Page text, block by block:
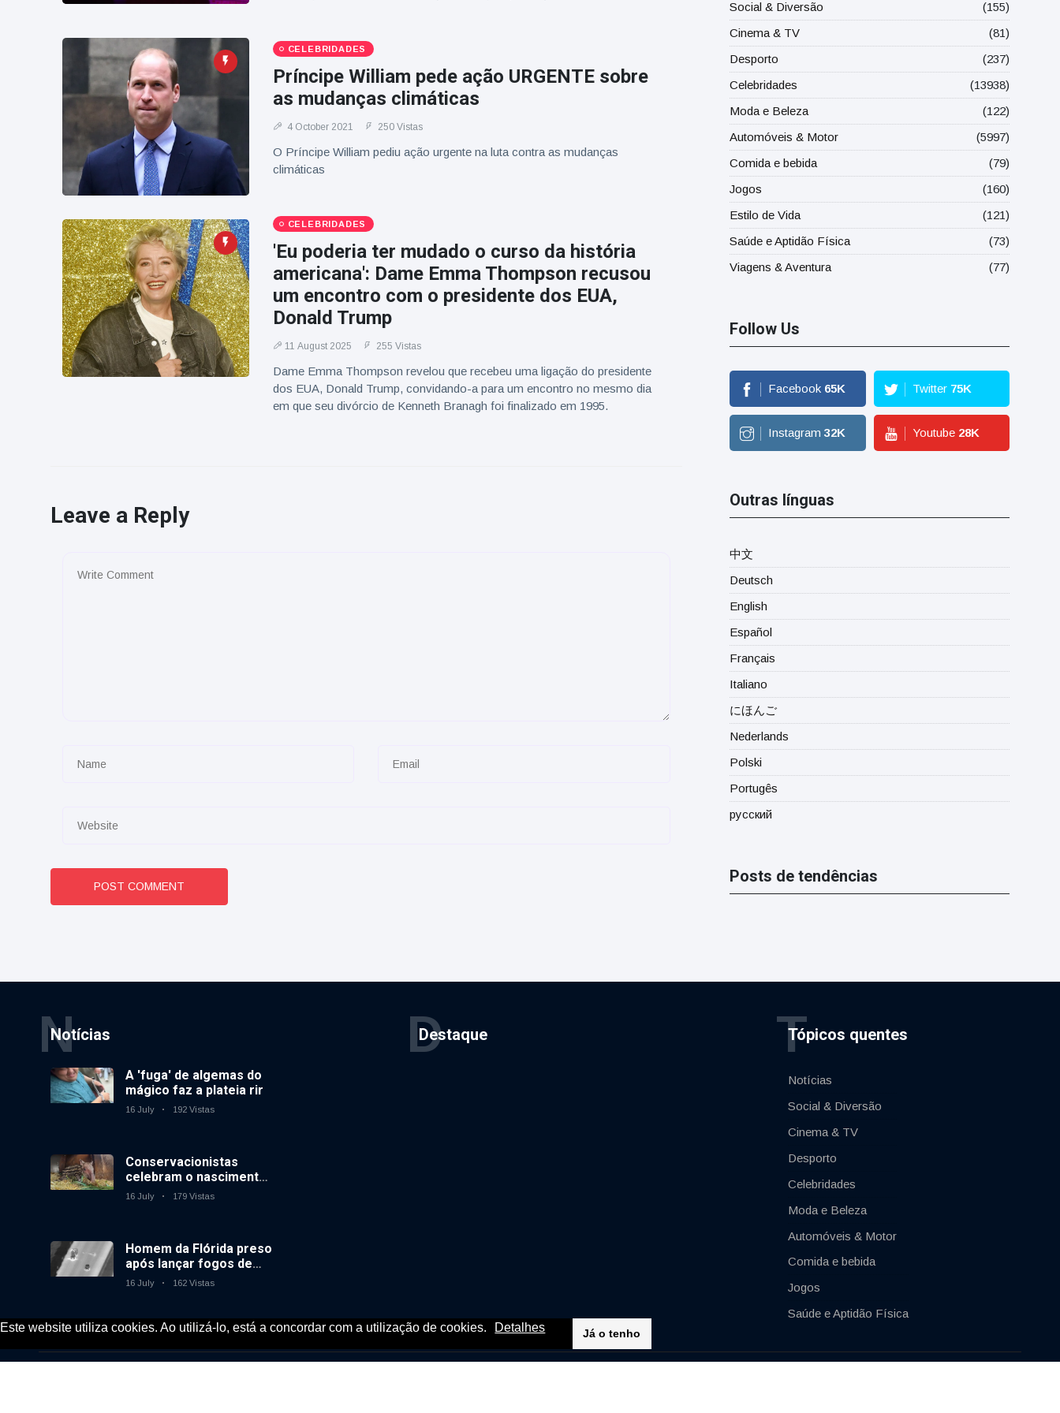
Este website utiliza cookies. Ao utilizá-lo, está a concordar com a utilização de cookies. Detalhes Já o tenho
CELEBRIDADES
Príncipe William pede ação URGENTE sobre
as mudanças climáticas
4 October 2021 250 Vistas
O Príncipe William pediu ação urgente na luta contra as mudanças
climáticas
CELEBRIDADES
'Eu poderia ter mudado o curso da história
americana': Dame Emma Thompson recusou
um encontro com o presidente dos EUA,
Donald Trump
11 August 2025 255 Vistas
Dame Emma Thompson revelou que recebeu uma ligação do presidente
dos EUA, Donald Trump, convidando-a para um encontro no mesmo dia
em que seu divórcio de Kenneth Branagh foi finalizado em 1995.
Leave a Reply
POST COMMENT
Social & Diversão
(155)
Cinema & TV
(81)
Desporto
(237)
Celebridades
(13938)
Moda e Beleza
(122)
Automóveis & Motor
(5997)
Comida e bebida
(79)
Jogos
(160)
Estilo de Vida
(121)
Saúde e Aptidão Física
(73)
Viagens & Aventura
(77)
Follow Us
Facebook 65K Twitter 75K
Instagram 32K Youtube 28K
Outras línguas
中文
Deutsch
English
Español
Français
Italiano
にほんご
Nederlands
Polski
Portugês
русский
Posts de tendências
Notícias
N
A 'fuga' de algemas do
mágico faz a plateia rir
16 July 192 Vistas
Conservacionistas
celebram o nascimento
do primeiro tapir de
16 July 179 Vistas
Homem da Flórida preso
após lançar fogos de
artifício de um carro em
16 July 162 Vistas
Destaque
D Tópicos quentes
T
Notícias
Social & Diversão
Cinema & TV
Desporto
Celebridades
Moda e Beleza
Automóveis & Motor
Comida e bebida
Jogos
Saúde e Aptidão Física